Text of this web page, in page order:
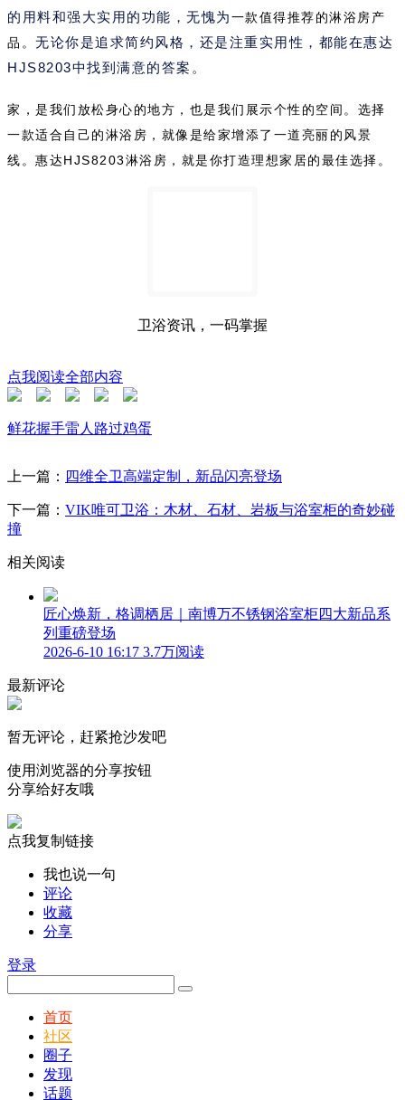
的用料和强大实用的功能，无愧为一款值得推荐的淋浴房产
品。 无论你是追求简约风格，还是注重实用性，都能在惠达
HJS8203中找到满意的答案。
家，是我们放松身心的地方，也是我们展示个性的空间。选择
一款适合自己的淋浴房，就像是给家增添了一道亮丽的风景
线。惠达HJS8203淋浴房，就是你打造理想家居的最佳选择。
卫浴资讯，一码掌握
点我阅读全部内容
鲜花握手雷人 路过鸡蛋
上一篇： 四维全卫高端定制，新品闪亮登场
下一篇： VIK唯可卫浴：木材、石材、岩板与浴室柜的奇妙碰
撞
相关阅读
匠心焕新，格调栖居｜南博万不锈钢浴室柜四大新品系
列重磅登场
2026-6-10 16:17 3.7万阅读
最新评论
暂无评论，赶紧抢沙发吧
使用浏览器的分享按钮
分享给好友哦
点我复制链接
我也说一句
评论
收藏
分享
登录
首页
社区
圈子
发现
话题